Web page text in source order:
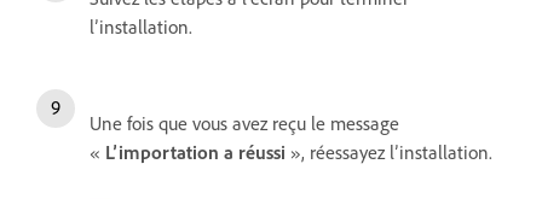
l’installation.
Une fois que vous avez reçu le message
« L’importation a réussi », réessayez l’installation.